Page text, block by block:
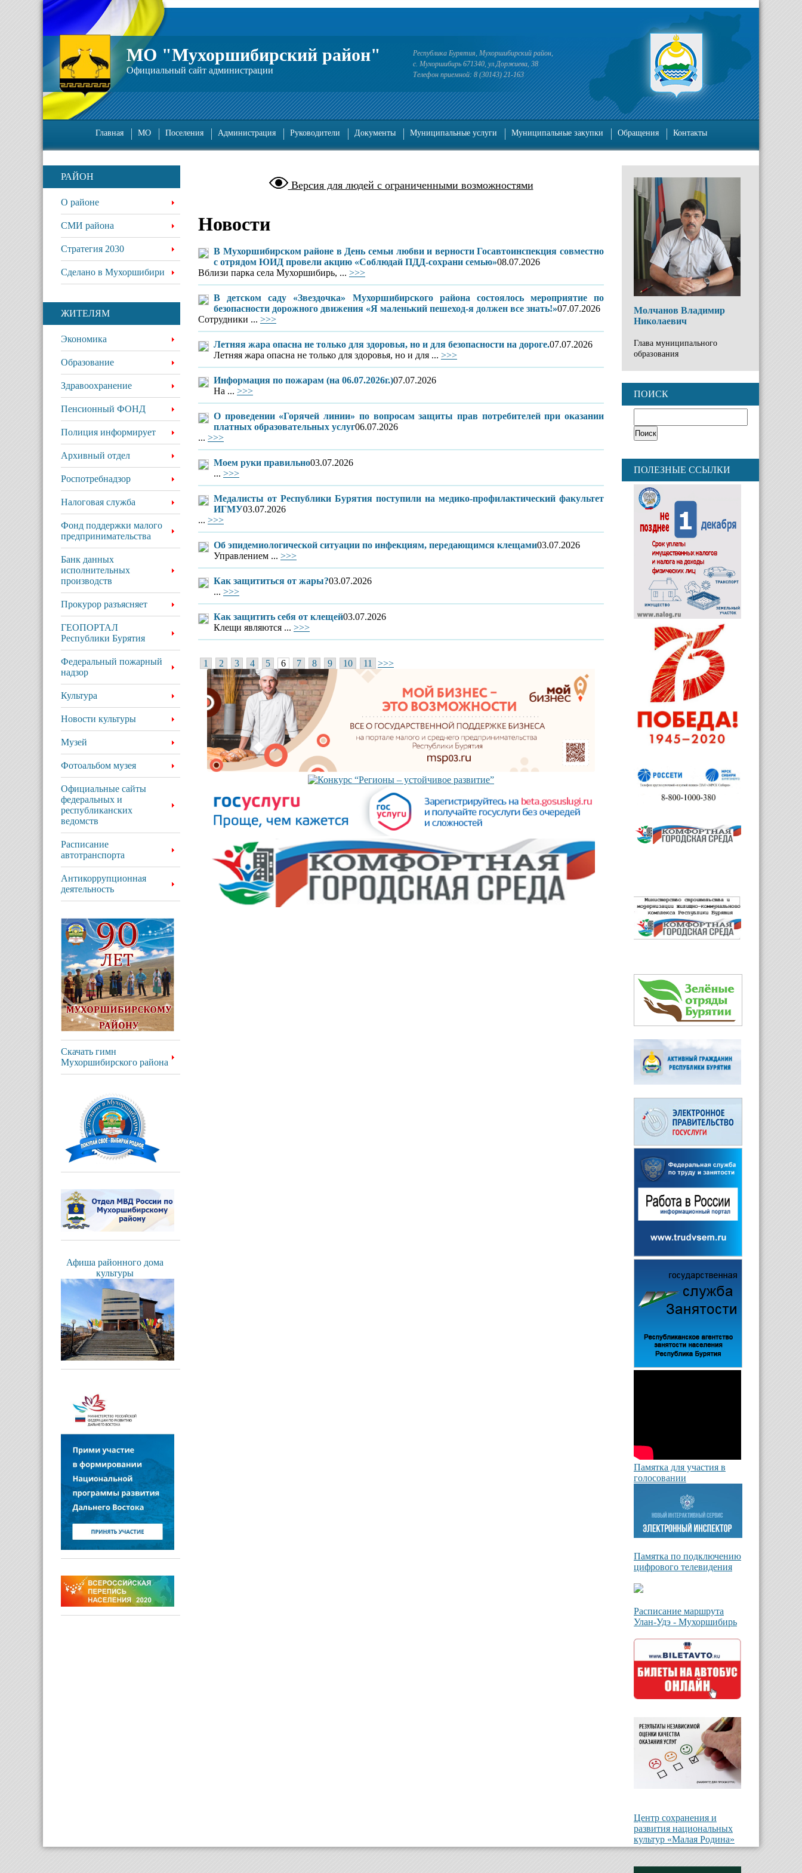
МО "Мухоршибирский район"
Официальный сайт администрации
Республика Бурятия, Мухоршибирский район,
с. Мухоршибирь 671340, ул.Доржиева, 38
Телефон приемной: 8 (30143) 21-163
Главная МО Поселения Администрация Руководители Документы Муниципальные услуги Муниципальные закупки Обращения Контакты
РАЙОН
О районе
СМИ района
Стратегия 2030
Сделано в Мухоршибири
ЖИТЕЛЯМ
Экономика
Образование
Здравоохранение
Пенсионный ФОНД
Полиция информирует
Архивный отдел
Роспотребнадзор
Налоговая служба
Фонд поддержки малого
предпринимательства
Банк данных
исполнительных
производств
Прокурор разъясняет
ГЕОПОРТАЛ
Республики Бурятия
Федеральный пожарный
надзор
Культура
Новости культуры
Музей
Фотоальбом музея
Официальные сайты
федеральных и
республиканских
ведомств
Расписание
автотранспорта
Антикоррупционная
деятельность
Скачать гимн
Мухоршибирского района
Афиша районного дома
культуры
Версия для людей с ограниченными возможностями
Новости
В Мухоршибирском районе в День семьи любви и верности Госавтоинспекция совместно
с отрядом ЮИД провели акцию «Соблюдай ПДД-сохрани семью»08.07.2026
Вблизи парка села Мухоршибирь, ... >>>
В детском саду «Звездочка» Мухоршибирского района состоялось мероприятие по
безопасности дорожного движения «Я маленький пешеход-я должен все знать!»07.07.2026
Сотрудники ... >>>
Летняя жара опасна не только для здоровья, но и для безопасности на дороге.07.07.2026
Летняя жара опасна не только для здоровья, но и для ... >>>
Информация по пожарам (на 06.07.2026г.)07.07.2026
На ... >>>
О проведении «Горячей линии» по вопросам защиты прав потребителей при оказании
платных образовательных услуг06.07.2026
... >>>
Моем руки правильно03.07.2026
... >>>
Медалисты от Республики Бурятия поступили на медико-профилактический факультет
ИГМУ03.07.2026
... >>>
Об эпидемиологической ситуации по инфекциям, передающимся клещами03.07.2026
Управлением ... >>>
Как защититься от жары?03.07.2026
... >>>
Как защитить себя от клещей03.07.2026
Клещи являются ... >>>
1 2 3 4 5 6 7 8 9 10 11 >>>
Молчанов Владимир
Николаевич
Глава муниципального
образования
ПОИСК
ПОЛЕЗНЫЕ ССЫЛКИ
Памятка для участия в
голосовании
Памятка по подключению
цифрового телевидения
Расписание маршрута
Улан-Удэ - Мухоршибирь
Центр сохранения и
развития национальных
культур «Малая Родина»